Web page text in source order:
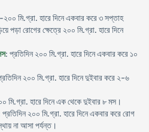
মি.গ্রা. হারে দিনে একবার করে ৩ সপ্তাহ
পড়া রোগের ক্ষেত্রে ২০০ মি.গ্রা. হারে দিনে
: প্রতিদিন ২০০ মি.গ্রা. হারে দিনে একবার করে ১০
২০০ মি.গ্রা. হারে দিনে দুইবার করে ২-৬
মি.গ্রা. হারে দিনে এক থেকে দুইবার ৮ মস।
প্রতিদিন ২০০ মি.গ্রা. হারে দিনে একবার করে রোগ
না আসা পর্যন্ত।